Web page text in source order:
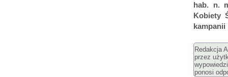
hab. n.
Kobiety
kampanii
Redakcja
przez
ponosi